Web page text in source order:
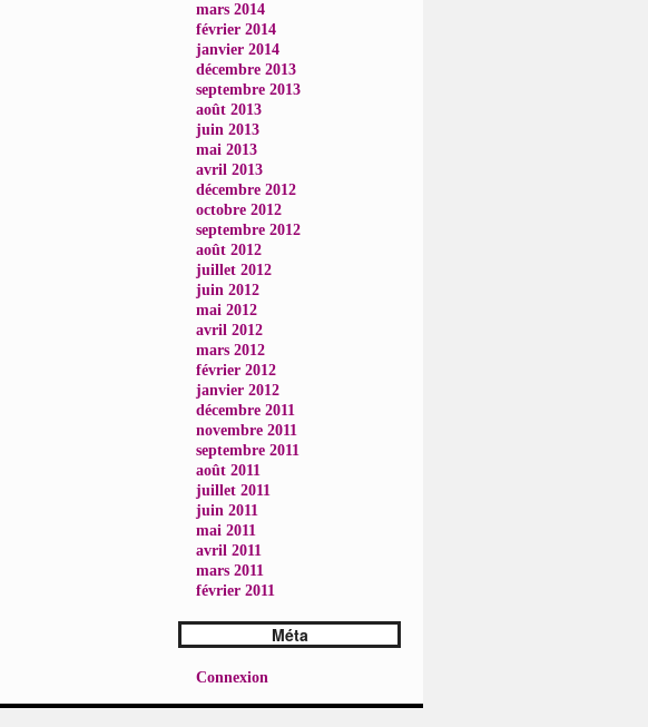
mars 2014
février 2014
janvier 2014
décembre 2013
septembre 2013
août 2013
juin 2013
mai 2013
avril 2013
décembre 2012
octobre 2012
septembre 2012
août 2012
juillet 2012
juin 2012
mai 2012
avril 2012
mars 2012
février 2012
janvier 2012
décembre 2011
novembre 2011
septembre 2011
août 2011
juillet 2011
juin 2011
mai 2011
avril 2011
mars 2011
février 2011
Méta
Connexion